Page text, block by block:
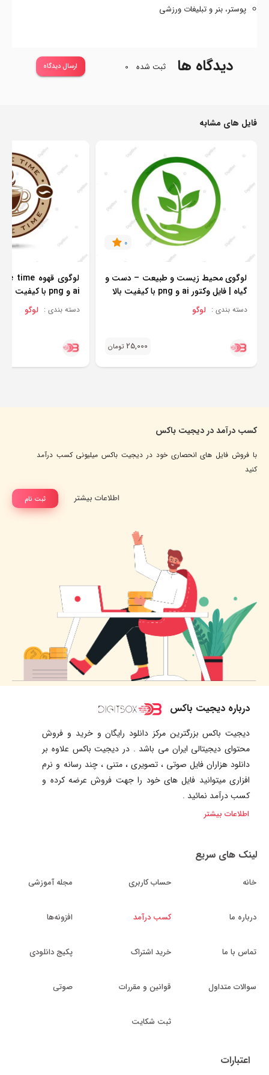
پوستر، بنر و تبلیغات ورزشی
دیدگاه ها ثبت شده 0 ارسال دیدگاه
فایل های مشابه
0
لوگوی محیط زیست و طبیعت – دست و
گیاه | فایل وکتور ai و png با کیفیت بالا
دسته بندی : لوگو
25,000 تومان
ai و png با کیفیت بالا
دسته بندی : لوگو
کسب درآمد در دیجیت باکس
با فروش فایل های انحصاری خود در دیجیت باکس میلیونی کسب درآمد
کنید
ثبت نام اطلاعات بیشتر
درباره دیجیت باکس
دیجیت باکس بزرگترین مرکز دانلود رایگان و خرید و فروش
محتوای دیجیتالی ایران می باشد . در دیجیت باکس علاوه بر
دانلود هزاران فایل صوتی ، تصویری ، متنی ، چند رسانه و نرم
افزاری میتوانید فایل های خود را جهت فروش عرضه کرده و
کسب درآمد نمائید .
اطلاعات بیشتر
لینک های سریع
خانه
درباره ما
تماس با ما
سوالات متداول
حساب کاربری
کسب درآمد
خرید اشتراک
قوانین و مقررات
ثبت شکایت
مجله آموزشی
افزونه‌ها
پکیج دانلودی
صوتی
اعتبارات